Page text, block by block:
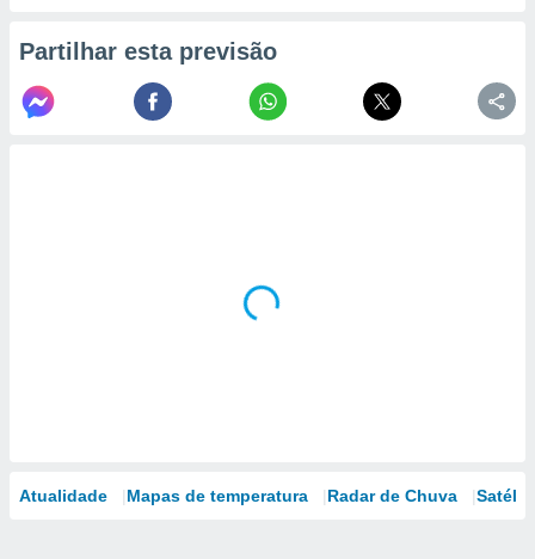
Partilhar esta previsão
Atualidade Mapas de temperatura Radar de Chuva